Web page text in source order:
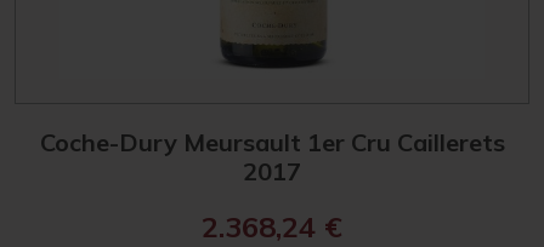
Coche-Dury Meursault 1er Cru Caillerets
2017
2.368,24 €